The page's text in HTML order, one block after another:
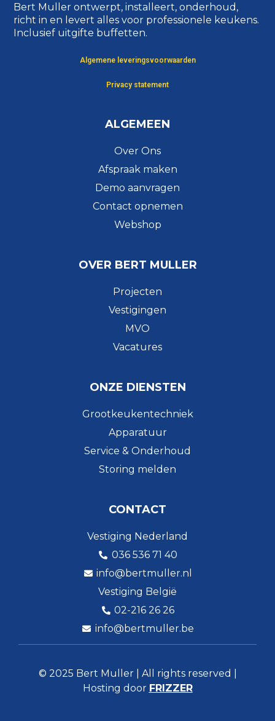
Bert Muller ontwerpt, installeert, onderhoud,
richt in en levert alles voor professionele keukens.
Inclusief uitgifte buffetten.
Algemene leveringsvoorwaarden
Privacy statement
ALGEMEEN
Over Ons
Afspraak maken
Demo aanvragen
Contact opnemen
Webshop
OVER BERT MULLER
Projecten
Vestigingen
MVO
Vacatures
ONZE DIENSTEN
Grootkeukentechniek
Apparatuur
Service & Onderhoud
Storing melden
CONTACT
Vestiging Nederland
036 536 71 40
info@bertmuller.nl
Vestiging België
02-216 26 26
info@bertmuller.be
© 2025 Bert Muller | All rights reserved |
Hosting door FRIZZER